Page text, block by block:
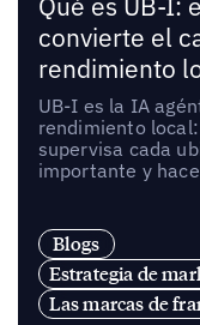
convierte el
rendimiento
UB-I es la IA
rendimiento
supervisa cada
importante y
Blogs
Estrategia de
Las marcas de